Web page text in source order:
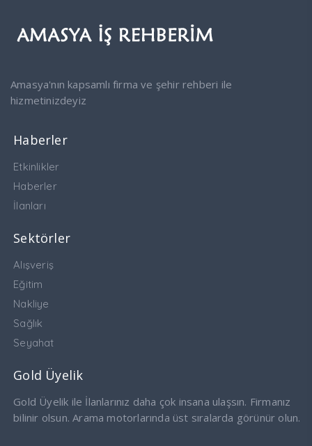
Amasya'nın kapsamlı firma ve şehir rehberi ile
hizmetinizdeyiz
Haberler
Etkinlikler
Haberler
İlanları
Sektörler
Alışveriş
Eğitim
Nakliye
Sağlık
Seyahat
Gold Üyelik
Gold Üyelik ile İlanlarınız daha çok insana ulaşsın. Firmanız
bilinir olsun. Arama motorlarında üst sıralarda görünür olun.